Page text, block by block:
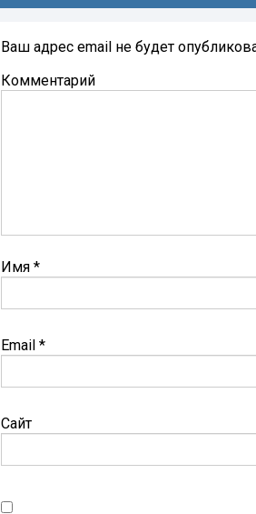
Ваш адрес email не будет
Комментарий
Имя *
Email *
Сайт